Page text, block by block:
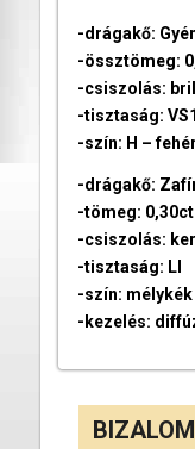
-drágakő:
-össztömeg:
-csiszolás:
-tisztaság: VS1
-szín: H – fehér
-drágakő:
-tömeg: 0,30ct
-csiszolás:
-tisztaság: LI
-szín: mélykék
-kezelés:
BIZALOM